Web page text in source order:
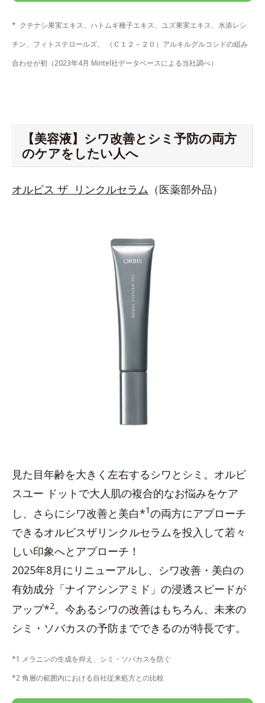
* クチナシ果実エキス、ハトムギ種子エキス、ユズ果実エキス、水添レシ
チン、フィトステロールズ、 （Ｃ１２－２０）アルキルグルコシドの組み
合わせが初（2023年4月 Mintel社データベースによる当社調べ）
【美容液】シワ改善とシミ予防の両方
のケアをしたい人へ
オルビス ザ リンクルセラム （医薬部外品）
見た目年齢を大きく左右するシワとシミ。オルビ
スユー ドットで大人肌の複合的なお悩みをケア
し、さらにシワ改善と美白*1の両方にアプローチ
できるオルビスザリンクルセラムを投入して若々
しい印象へとアプローチ！
2025年8月にリニューアルし、シワ改善・美白の
有効成分「ナイアシンアミド」の浸透スピードが
アップ*2。今あるシワの改善はもちろん、未来の
シミ・ソバカスの予防までできるのが特長です。
*1 メラニンの生成を抑え、シミ・ソバカスを防ぐ
*2 角層の範囲内における自社従来処方との比較